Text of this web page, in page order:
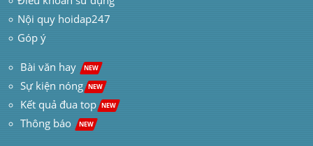
Nội quy hoidap247
Góp ý
Bài văn hay NEW
Sự kiện nóng NEW
Kết quả đua top NEW
Thông báo NEW